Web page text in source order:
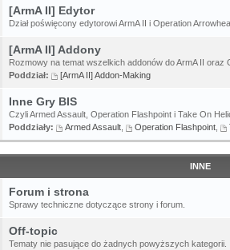
[ArmA II] Edytor
Dział poświęcony edytorowi ArmA II i Operation
[ArmA II] Addony
Rozmowy na temat wszelkich addonów do ArmA II oraz
Poddział:
[ArmA II] Addon-Making
Inne Gry BIS
Czyli Armed Assault, Operation Flashpoint i Take On
Poddziały:
Armed Assault Operation Flashpoint
INNE
Forum i strona
Sprawy techniczne dotyczące strony i forum.
Off-topic
Tematy nie pasujące do żadnych powyższych kategorii.